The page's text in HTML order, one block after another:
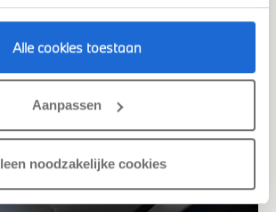
Alle cookies toestaan
Aanpassen
noodzakelijke cookies